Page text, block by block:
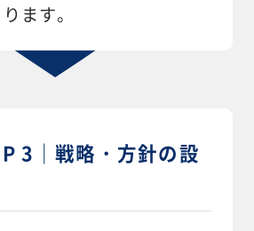
ます。
3｜戦略・方針の設